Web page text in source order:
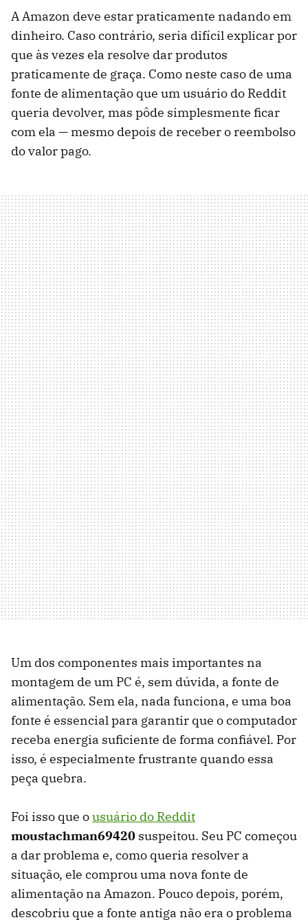
A Amazon deve estar praticamente nadando em
dinheiro. Caso contrário, seria difícil explicar por
que às vezes ela resolve dar produtos
praticamente de graça. Como neste caso de uma
fonte de alimentação que um usuário do Reddit
queria devolver, mas pôde simplesmente ficar
com ela — mesmo depois de receber o reembolso
do valor pago.
Um dos componentes mais importantes na
montagem de um PC é, sem dúvida, a fonte de
alimentação. Sem ela, nada funciona, e uma boa
fonte é essencial para garantir que o computador
receba energia suficiente de forma confiável. Por
isso, é especialmente frustrante quando essa
peça quebra.
Foi isso que ousuário do Reddit
moustachman69420 suspeitou. Seu PC começou
a dar problema e, como queria resolver a
situação, ele comprou uma nova fonte de
alimentação na Amazon. Pouco depois, porém,
descobriu que a fonte antiga não era o problema